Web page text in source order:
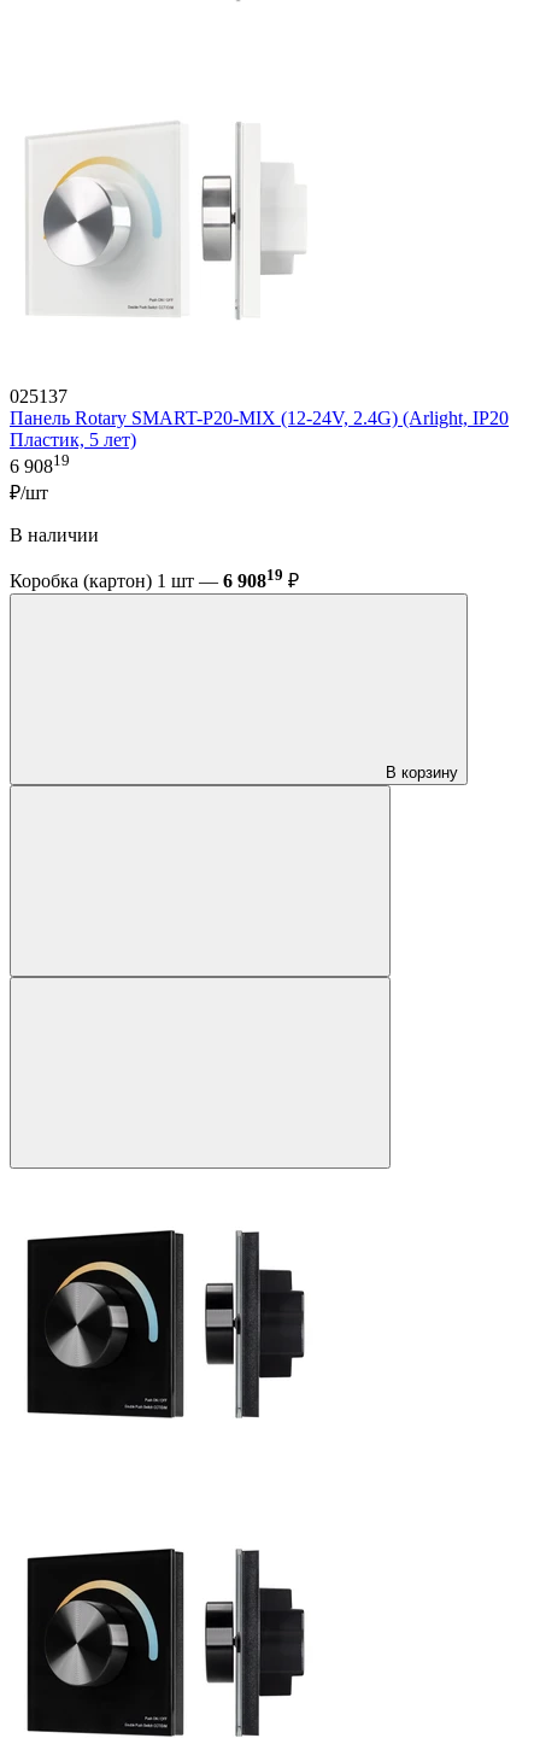
025137
Панель Rotary SMART-P20-MIX (12-24V, 2.4G) (Arlight, IP20
Пластик, 5 лет)
6 90819
₽/шт
В наличии
Коробка (картон) 1 шт — 6 90819 ₽
В корзину